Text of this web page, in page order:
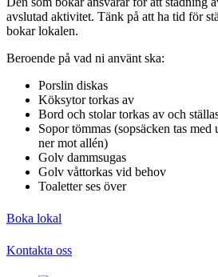
avslutad aktivitet. Tänk på att ha tid för
bokar lokalen.
Beroende på vad ni använt ska:
Porslin diskas
Köksytor torkas av
Bord och stolar torkas av och
Sopor tömmas (sopsäcken tas
ner mot allén)
Golv dammsugas
Golv våttorkas vid behov
Toaletter ses över
Boka lokal
Kontakta oss